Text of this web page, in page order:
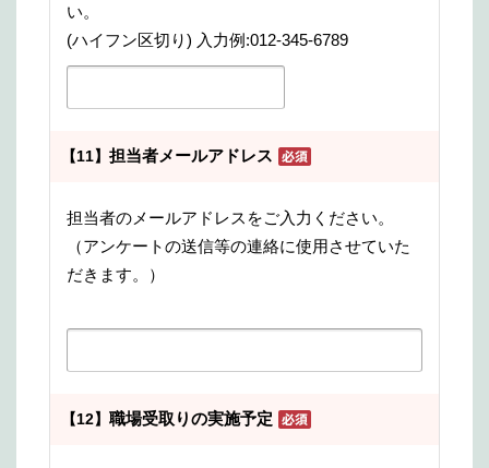
い。
(ハイフン区切り) 入力例:012-345-6789
【11】 担当者メールアドレス
担当者のメールアドレスをご入力ください。
（アンケートの送信等の連絡に使用させていた
だきます。）
【12】 職場受取りの実施予定